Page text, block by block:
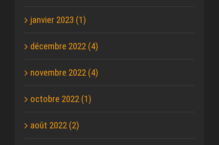
janvier 2023 (1)
décembre 2022 (4)
novembre 2022 (4)
octobre 2022 (1)
août 2022 (2)